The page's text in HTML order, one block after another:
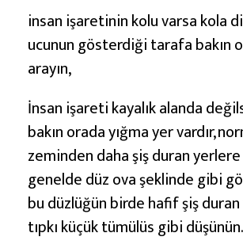
A
n
a
m
ı
insan işaretinin kolu varsa kola
ucunun gösterdiği tarafa bakın
arayın,
İnsan işareti kayalık alanda
bakın orada yığma yer vardır,
zeminden daha şiş duran yerlere
genelde düz ova şeklinde gibi
bu düzlüğün birde hafif şiş
tıpkı küçük tümülüs gibi düşünün.